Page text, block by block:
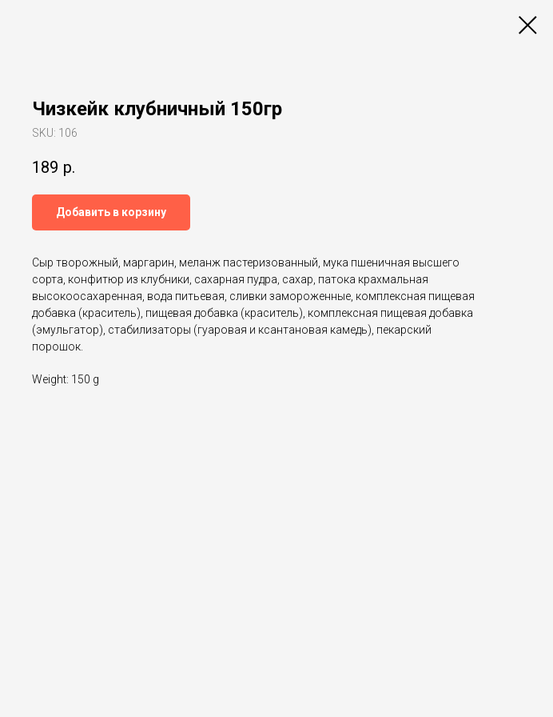
Чизкейк клубничный 150гр
SKU: 106
189 р.
Добавить в корзину
Сыр творожный, маргарин, меланж пастеризованный, мука пшеничная высшего
сорта, конфитюр из клубники, сахарная пудра, сахар, патока крахмальная
высокоосахаренная, вода питьевая, сливки замороженные, комплексная пищевая
добавка (краситель), пищевая добавка (краситель), комплексная пищевая добавка
(эмульгатор), стабилизаторы (гуаровая и ксантановая камедь), пекарский
порошок.
Weight: 150 g